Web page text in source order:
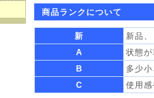
商品ランクについて
新
新品
A
状態
B
多少
C
使用